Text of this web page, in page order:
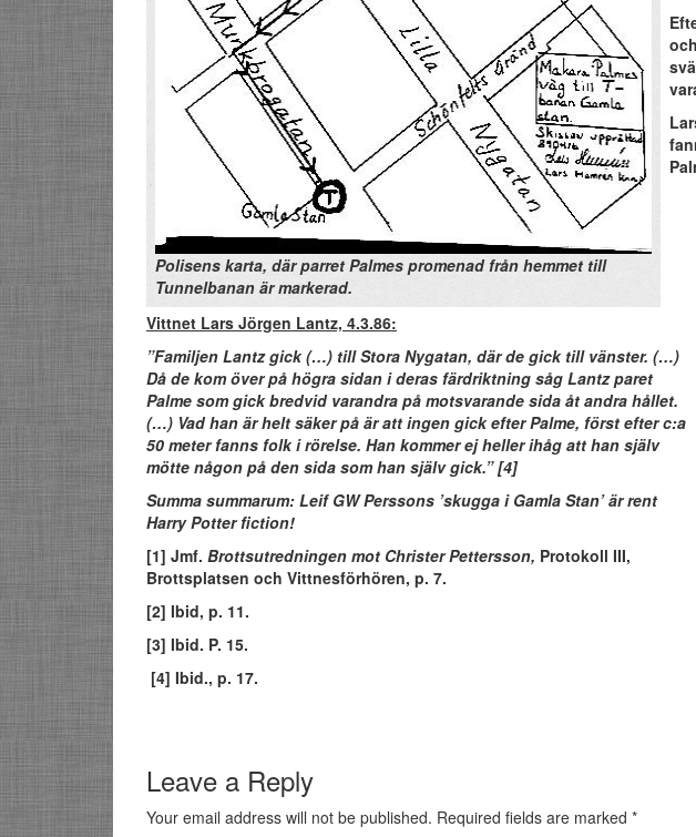
Polisens karta, där parret Palmes promenad från hemmet till
Tunnelbanan är markerad.
Vittnet Lars Jörgen Lantz, 4.3.86:
”Familjen Lantz gick (…) till Stora Nygatan, där de gick till vänster. (…)
Då de kom över på högra sidan i deras färdriktning såg Lantz paret
Palme som gick bredvid varandra på motsvarande sida åt andra hållet.
(…) Vad han är helt säker på är att ingen gick efter Palme, först efter c:a
50 meter fanns folk i rörelse. Han kommer ej heller ihåg att han själv
mötte någon på den sida som han själv gick.” [4]
Summa summarum: Leif GW Perssons ’skugga i Gamla Stan’ är rent
Harry Potter fiction!
[1] Jmf. Brottsutredningen mot Christer Pettersson, Protokoll III,
Brottsplatsen och Vittnesförhören, p. 7.
[2] Ibid, p. 11.
[3] Ibid. P. 15.
[4] Ibid., p. 17.
Leave a Reply
Your email address will not be published. Required fields are marked *